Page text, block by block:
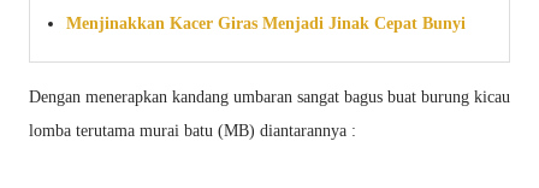
Menjinakkan Kacer Giras Menjadi Jinak Cepat Bunyi
Dengan menerapkan kandang umbaran sangat bagus buat burung kicau
lomba terutama murai batu (MB) diantarannya :